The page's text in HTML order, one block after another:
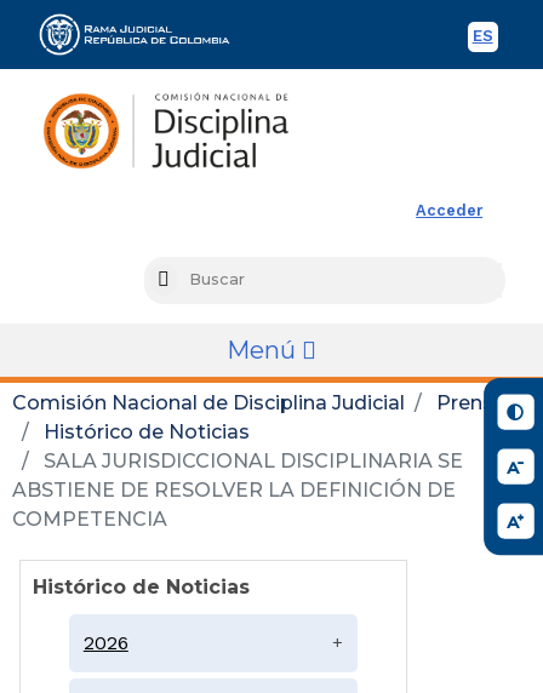
ES
Acceder
Menú
Comisión Nacional de Disciplina Judicial
Prensa
Histórico de Noticias
SALA JURISDICCIONAL DISCIPLINARIA SE
ABSTIENE DE RESOLVER LA DEFINICIÓN DE
COMPETENCIA
Histórico de Noticias
2026 +